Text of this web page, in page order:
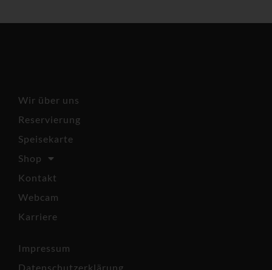
Wir über uns
Reservierung
Speisekarte
Shop
Kontakt
Webcam
Karriere
Impressum
Datenschutzerklärung